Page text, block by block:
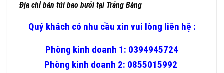
Địa chỉ bán túi bao bưởi tại Trảng Bàng
Quý khách có nhu cầu xin vui lòng liên hệ :
Phòng kinh doanh 1: 0394945724
Phòng kinh doanh 2: 0855015992